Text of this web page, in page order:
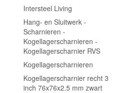
Intersteel Living
Hang- en Sluitwerk -
Scharnieren -
Kogellagerscharnieren -
Kogellagerscharnier RVS
Kogellagerscharnieren
Kogellagerscharnier recht 3
inch 76x76x2.5 mm zwart